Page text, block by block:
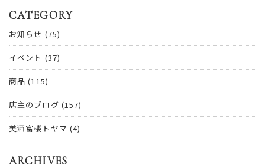
CATEGORY
お知らせ (75)
イベント (37)
商品 (115)
店主のブログ (157)
美酒富楼トヤマ (4)
ARCHIVES